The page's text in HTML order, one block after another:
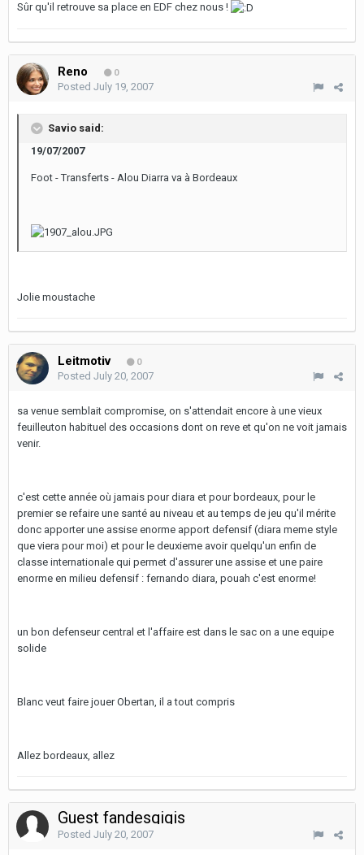
Sûr qu'il retrouve sa place en EDF chez nous !
Reno 0
Posted July 19, 2007
Savio said:
19/07/2007
Foot - Transferts - Alou Diarra va à Bordeaux
Jolie moustache
Leitmotiv 0
Posted July 20, 2007
sa venue semblait compromise, on s'attendait encore à une vieux
feuilleuton habituel des occasions dont on reve et qu'on ne voit jamais
venir.
c'est cette année où jamais pour diara et pour bordeaux, pour le
premier se refaire une santé au niveau et au temps de jeu qu'il mérite
donc apporter une assise enorme apport defensif (diara meme style
que viera pour moi) et pour le deuxieme avoir quelqu'un enfin de
classe internationale qui permet d'assurer une assise et une paire
enorme en milieu defensif : fernando diara, pouah c'est enorme!
un bon defenseur central et l'affaire est dans le sac on a une equipe
solide
Blanc veut faire jouer Obertan, il a tout compris
Allez bordeaux, allez
Guest fandesgigis
Posted July 20, 2007